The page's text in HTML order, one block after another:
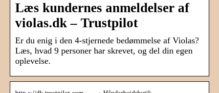
Læs kundernes anmeldelser af
violas.dk – Trustpilot
Er du enig i den 4-stjernede bedømmelse af Violas?
Læs, hvad 9 personer har skrevet, og del din egen
oplevelse.